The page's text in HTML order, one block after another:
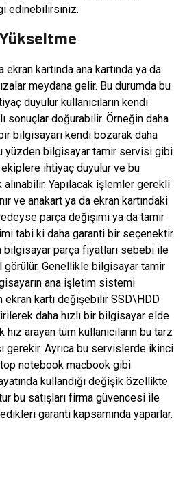
edinebilirsiniz.
kartında ana kartında ya da
meydana gelir. Bu durumda bu
duyulur kullanıcıların kendi
sonuçlar doğurabilir. Örneğin daha
bilgisayarı kendi bozarak daha
yüzden bilgisayar tamir servisi gibi
ihtiyaç duyulur ve bu
Yapılacak işlemler gerekli
ve anakart ya da ekran kartındaki
parça değişimi ya da tamir
tabi ki daha garanti bir seçenektir.
bilgisayar parça fiyatları sebebi ile
görülür. Genellikle bilgisayar tamir
ana işletim sistemi
ekran kartı değişebilir SSD\HDD
daha hızlı bir bilgisayar elde
arayan tüm kullanıcıların bu tarz
gerekir. Ayrıca bu servislerde ikinci
notebook macbook gibi
kullandığı değişik özellikte
bu satışları firma güvencesi ile
garanti kapsamında yaparlar.